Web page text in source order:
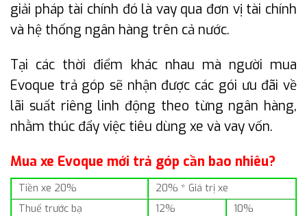
giải pháp tài chính đó là vay qua đơn vị tài chính
và hệ thống ngân hàng trên cả nước.
Tại các thời điểm khác nhau mà người mua
Evoque trả góp sẽ nhận được các gói ưu đãi về
lãi suất riêng linh động theo từng ngân hàng,
nhằm thúc đẩy việc tiêu dùng xe và vay vốn.
Mua xe Evoque mới trả góp cần bao nhiêu?
Tiền xe 20%
20% * Giá trị xe
Thuế trước bạ
12%
10%